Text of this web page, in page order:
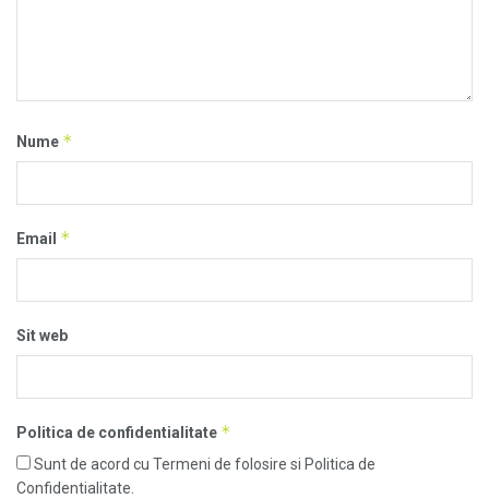
Nume *
Email *
Sit web
Politica de confidentialitate *
Sunt de acord cu Termeni de folosire si Politica de
Confidentialitate.